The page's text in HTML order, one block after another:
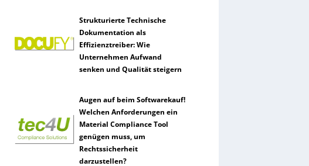
Strukturierte Technische
Dokumentation als
Effizienztreiber: Wie
Unternehmen Aufwand
senken und Qualität steigern
Augen auf beim Softwarekauf!
Welchen Anforderungen ein
Material Compliance Tool
genügen muss, um
Rechtssicherheit
darzustellen?